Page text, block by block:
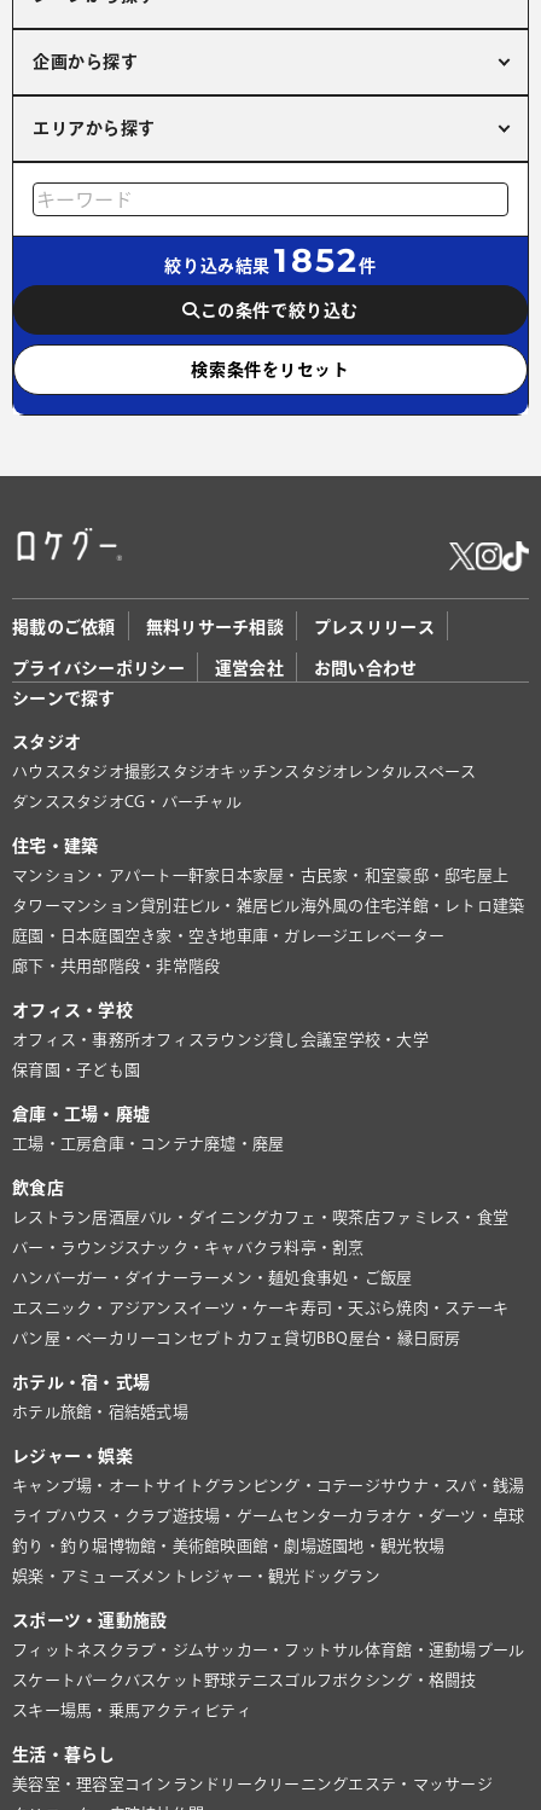
企画から探す
エリアから探す
絞り込み結果 1852件
この条件で絞り込む
検索条件をリセット
掲載のご依頼 無料リサーチ相談 プレスリリース
プライバシーポリシー 運営会社
お問い合わせ
シーンで探す
スタジオ
ハウススタジオ撮影スタジオキッチンスタジオ レンタルスペース
ダンススタジオCG・バーチャル
住宅・建築
マンション・アパート 一軒家 日本家屋・古民家・和室豪邸・邸宅屋上
タワーマンション貸別荘ビル・雑居ビル海外風の住宅洋館・レトロ建築
庭園・日本庭園 空き家・空き地 車庫・ガレージ エレベーター
廊下・共用部 階段・非常階段
オフィス・学校
オフィス・事務所オフィスラウンジ貸し会議室学校・大学
保育園・子ども園
倉庫・工場・廃墟
工場・工房倉庫・コンテナ廃墟・廃屋
飲食店
レストラン居酒屋バル・ダイニングカフェ・喫茶店ファミレス・食堂
バー・ラウンジ スナック・キャバクラ料亭・割烹
ハンバーガー・ダイナーラーメン・麺処食事処・ご飯屋
エスニック・アジアン スイーツ・ケーキ寿司・天ぷら焼肉・ステーキ
パン屋・ベーカリー コンセプトカフェ貸切BBQ 屋台・縁日 厨房
ホテル・宿・式場
ホテル旅館・宿結婚式場
レジャー・娯楽
キャンプ場・オートサイト グランピング・コテージサウナ・スパ・銭湯
ライブハウス・クラブ遊技場・ゲームセンターカラオケ・ダーツ・卓球
釣り・釣り堀博物館・美術館映画館・劇場遊園地・観光牧場
娯楽・アミューズメント レジャー・観光 ドッグラン
スポーツ・運動施設
フィットネスクラブ・ジム サッカー・フットサル体育館・運動場プール
スケートパーク バスケット 野球テニス ゴルフ ボクシング・格闘技
スキー場馬・乗馬アクティビティ
生活・暮らし
美容室・理容室 コインランドリー クリーニングエステ・マッサージ